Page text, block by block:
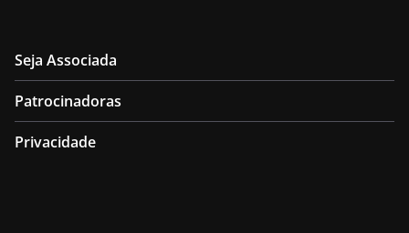
Seja Associada
Patrocinadoras
Privacidade